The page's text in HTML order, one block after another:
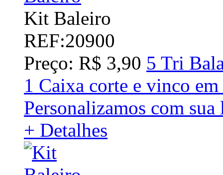
Kit Baleiro
REF:20900
Preço: R$ 3,90 5 Tri
1 Caixa corte e vinco
Personalizamos com
+ Detalhes